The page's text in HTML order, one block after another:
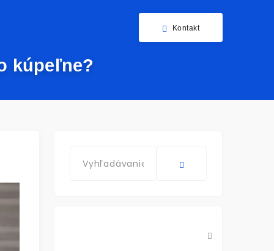
Kontakt
kúpeľne?